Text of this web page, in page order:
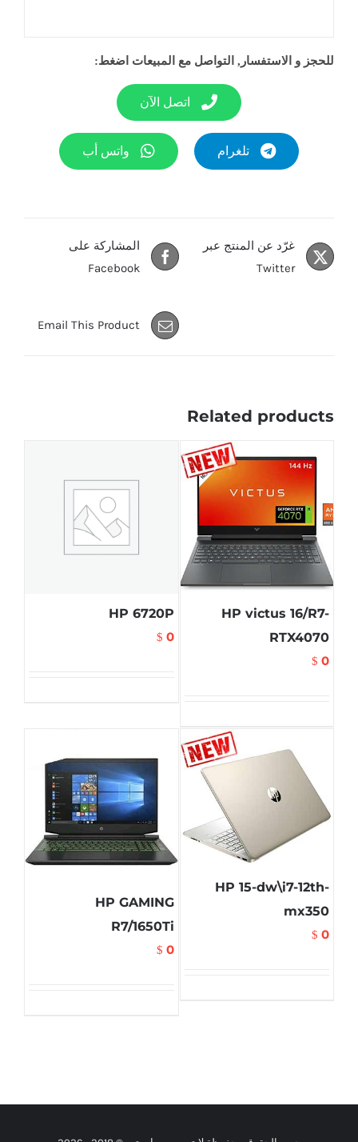
للحجز و الاستفسار, التواصل مع المبيعات اضغط:
اتصل الآن
تلغرام واتس أب
المشاركة على
Facebook
غرّد عن المنتج عبر
Twitter
Email This Product
Related products
HP victus 16/R7-
RTX4070
$ 0
HP 6720P
$ 0
HP 15-dw\i7-12th-
mx350
$ 0
HP GAMING
R7/1650Ti
$ 0